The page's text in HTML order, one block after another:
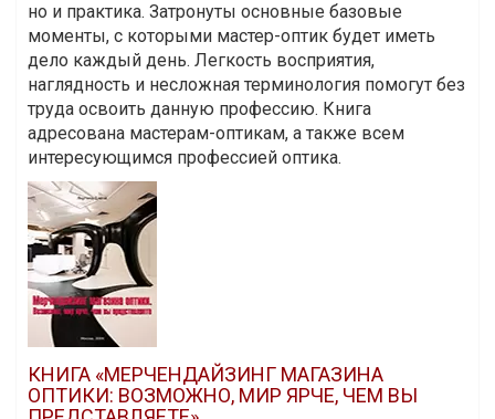
но и практика. Затронуты основные базовые
моменты, с которыми мастер-оптик будет иметь
дело каждый день. Легкость восприятия,
наглядность и несложная терминология помогут без
труда освоить данную профессию. Книга
адресована мастерам-оптикам, а также всем
интересующимся профессией оптика.
КНИГА «МЕРЧЕНДАЙЗИНГ МАГАЗИНА
ОПТИКИ: ВОЗМОЖНО, МИР ЯРЧЕ, ЧЕМ ВЫ